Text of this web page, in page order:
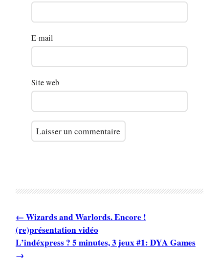
E-mail
Site web
Wizards and Warlords. Encore !
(re)présentation vidéo
L’indéxpress ? 5 minutes, 3 jeux #1: DYA Games